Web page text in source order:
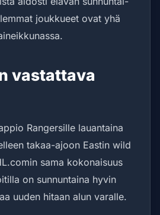
joukkueet ovat yhä
vastattava
Rangersille lauantaina
takaa-ajoon Eastin wild
sama kokonaisuus
on sunnuntaina hyvin
uuden hitaan alun varalle.